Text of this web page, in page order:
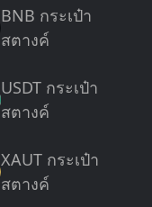
BNB กระเป๋า
สตางค์
USDT กระเป๋า
สตางค์
XAUT กระเป๋า
สตางค์